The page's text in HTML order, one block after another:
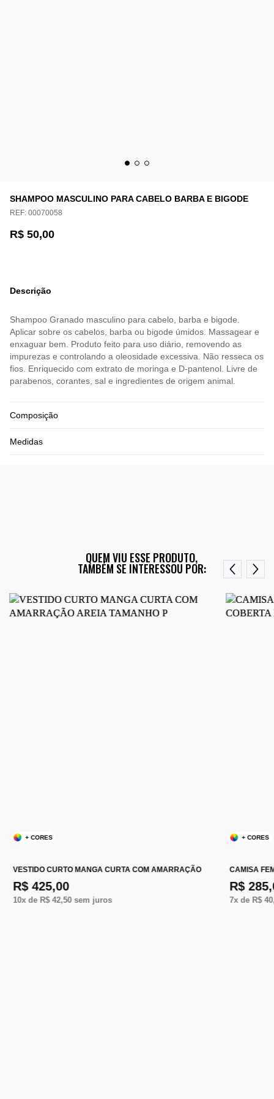
SHAMPOO MASCULINO PARA CABELO BARBA E BIGODE
REF: 00070058
R$ 50,00
Descrição
Shampoo Granado masculino para cabelo, barba e bigode.
Aplicar sobre os cabelos, barba ou bigode úmidos. Massagear e
enxaguar bem. Produto feito para uso diário, removendo as
impurezas e controlando a oleosidade excessiva. Não resseca os
fios. Enriquecido com extrato de moringa e D-pantenol. Livre de
parabenos, corantes, sal e ingredientes de origem animal.
Composição
Medidas
QUEM VIU ESSE PRODUTO,
TAMBÉM SE INTERESSOU POR:
+ CORES
VESTIDO CURTO MANGA CURTA COM AMARRAÇÃO
R$ 425,00
10x de R$ 42,50sem juros
+ CORES
CAMISA
R$
7x de R$